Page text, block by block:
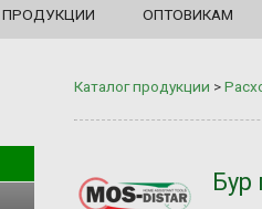
ПРОДУКЦИИ ОПТОВИКАМ
Каталог продукции >
Бур